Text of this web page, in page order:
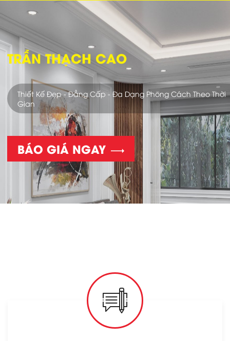
THI CÔNG CHUYÊN NGHIỆP
Với Đội Ngũ Thợ Thi Công Nhiều Năm Kinh Nghiệm Sẽ Giúp
Không Gian Nhà Bạn Trở Nên Hoàn Mỹ Hơn.
NHẬN BÁO GIÁ NGAY